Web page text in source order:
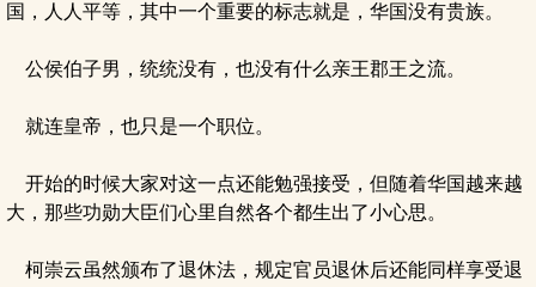
国，人人平等，其中一个重要的标志就是，华国没有贵族。
公侯伯子男，统统没有，也没有什么亲王郡王之流。
就连皇帝，也只是一个职位。
开始的时候大家对这一点还能勉强接受，但随着华国越来越
大，那些功勋大臣们心里自然各个都生出了小心思。
柯崇云虽然颁布了退休法，规定官员退休后还能同样享受退